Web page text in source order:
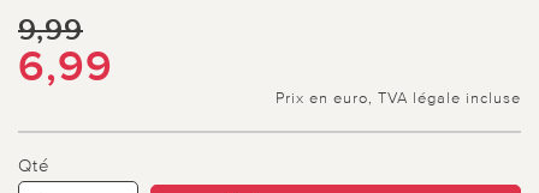
9,99
6,99
Prix en euro, TVA légale incluse
Qté